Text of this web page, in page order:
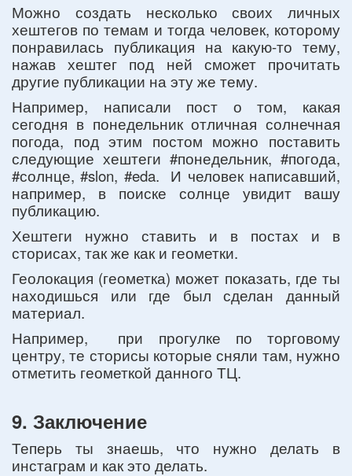
Можно создать несколько своих личных
хештегов по темам и тогда человек, которому
понравилась публикация на какую-то тему,
нажав хештег под ней сможет прочитать
другие публикации на эту же тему.
Например, написали пост о том, какая
сегодня в понедельник отличная солнечная
погода, под этим постом можно поставить
следующие хештеги #понедельник, #погода,
#солнце, #slon, #eda. И человек написавший,
например, в поиске солнце увидит вашу
публикацию.
Хештеги нужно ставить и в постах и в
сторисах, так же как и геометки.
Геолокация (геометка) может показать, где ты
находишься или где был сделан данный
материал.
Например, при прогулке по торговому
центру, те сторисы которые сняли там, нужно
отметить геометкой данного ТЦ.
9. Заключение
Теперь ты знаешь, что нужно делать в
инстаграм и как это делать.